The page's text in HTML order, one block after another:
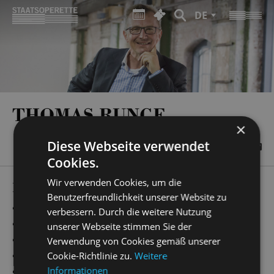
DE
THOMAS RUNGE
PRODUCTIONS
Simsalabim
Chorleitung
die lustige witwe“ Chorleitung
Evita“ Chorleitung
Ball im Savoy“ Chorleitung
Cabaret“ Chorleitung
×
Diese Webseite verwendet
Cookies.
Wir verwenden Cookies, um die
Benutzerfreundlichkeit unserer Website zu
verbessern. Durch die weitere Nutzung
unserer Webseite stimmen Sie der
Verwendung von Cookies gemäß unserer
Cookie-Richtlinie zu.Weitere
Informationen